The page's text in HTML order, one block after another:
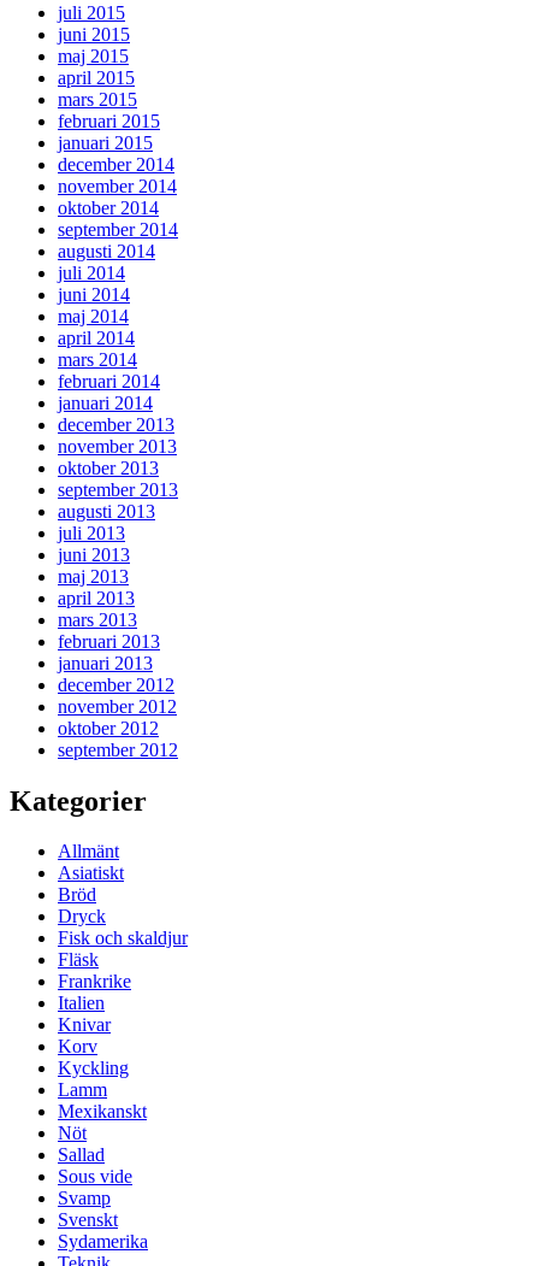
juli 2015
juni 2015
maj 2015
april 2015
mars 2015
februari 2015
januari 2015
december 2014
november 2014
oktober 2014
september 2014
augusti 2014
juli 2014
juni 2014
maj 2014
april 2014
mars 2014
februari 2014
januari 2014
december 2013
november 2013
oktober 2013
september 2013
augusti 2013
juli 2013
juni 2013
maj 2013
april 2013
mars 2013
februari 2013
januari 2013
december 2012
november 2012
oktober 2012
september 2012
Kategorier
Allmänt
Asiatiskt
Bröd
Dryck
Fisk och skaldjur
Fläsk
Frankrike
Italien
Knivar
Korv
Kyckling
Lamm
Mexikanskt
Nöt
Sallad
Sous vide
Svamp
Svenskt
Sydamerika